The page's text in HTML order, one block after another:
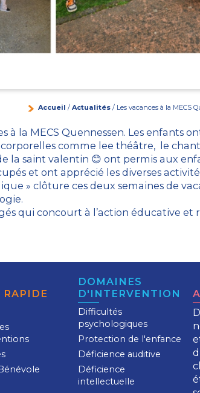
Accueil / Actualités/ Les vacances à la MECS
à la MECS Quennessen. Les enfants
corporelles comme lee théâtre, le
la saint valentin 😊 ont permis aux
et ont apprécié les diverses
» clôture ces deux semaines de
qui concourt à l’action éducative et
RAPIDE
DOMAINES
D'INTERVENTION
Difficultés
psychologiques
Protection de l'enfance
Déficience auditive
Déficience
intellectuelle